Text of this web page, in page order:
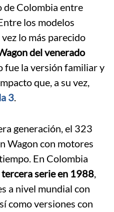
de Colombia entre
los modelos
lo más parecido
del venerado
fue la versión familiar y
que, a su vez,
3.
generación, el 323
Wagon con motores
En Colombia
serie en 1988,
a nivel mundial con
como versiones con